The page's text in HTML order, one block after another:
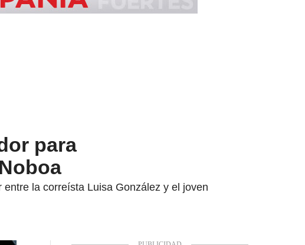
para
la correísta Luisa González y el joven